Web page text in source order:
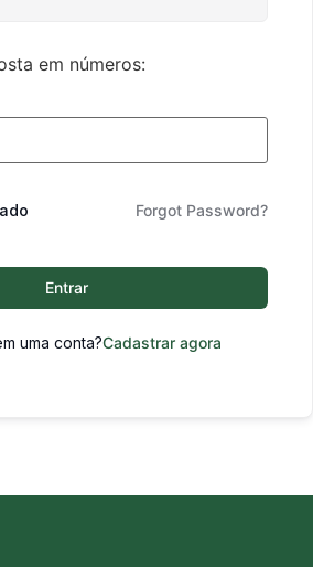
em números:
Forgot Password?
Entrar
uma conta?Cadastrar agora